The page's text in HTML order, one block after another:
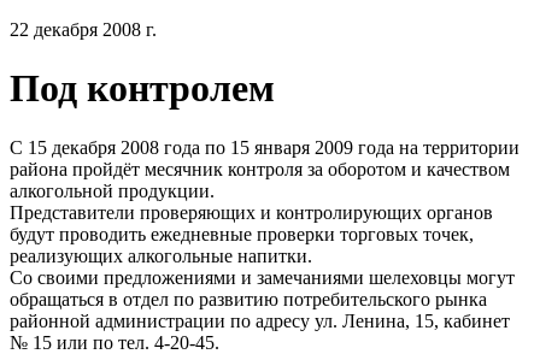
22 декабря 2008 г.
Под контролем
С 15 декабря 2008 года по 15 января 2009 года на территории
района пройдёт месячник контроля за оборотом и качеством
алкогольной продукции.
Представители проверяющих и контролирующих органов
будут проводить ежедневные проверки торговых точек,
реализующих алкогольные напитки.
Со своими предложениями и замечаниями шелеховцы могут
обращаться в отдел по развитию потребительского рынка
районной администрации по адресу ул. Ленина, 15, кабинет
№ 15 или по тел. 4-20-45.